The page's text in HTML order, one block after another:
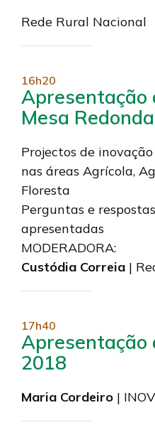
Rede Rural Nacional
16h20
Apresentação
Mesa Redonda
Projectos de
nas áreas Agrícola,
Floresta
Perguntas e
apresentadas
MODERADORA:
Custódia Correia |
17h40
Apresentação
2018
Maria Cordeiro |